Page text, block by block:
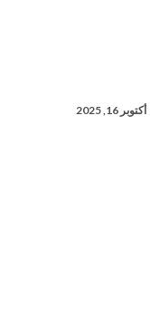
أكتوبر 16, 2025